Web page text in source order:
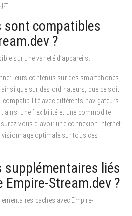
sont compatibles
?
sur une variété d’appareils.
leurs contenus sur des smartphones,
que sur des ordinateurs, que ce soit
compatibilité avec différents navigateurs
ainsi une flexibilité et une commodité
vous d’avoir une connexion Internet
visionnage optimale sur tous ces
supplémentaires liés
Empire-Stream.dev ?
cachés avec Empire-